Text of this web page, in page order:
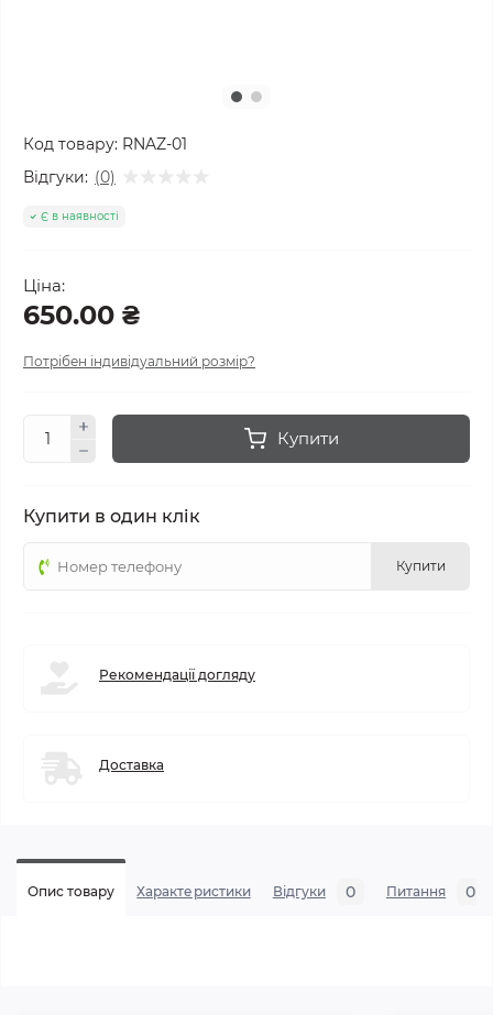
Код товару: RNAZ-01
Відгуки: (0)
Є в наявності
Ціна:
650.00 ₴
Потрібен індивідуальний розмір?
Купити
Купити в один клік
Купити
Рекомендації догляду
Доставка
Опис товару Характеристики Відгуки 0 Питання 0